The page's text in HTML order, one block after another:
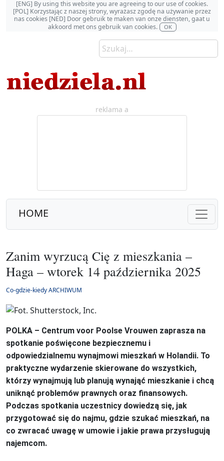
[ENG] By using this website you are agreeing to our use of cookies.
[POL] Korzystając z naszej strony, wyrażasz zgodę na używanie przez
nas cookies [NED] Door gebruik te maken van onze diensten, gaat u
akkoord met ons gebruik van cookies.
OK
reklama a
HOME
Zanim wyrzucą Cię z mieszkania –
Haga – wtorek 14 października 2025
Co-gdzie-kiedy ARCHIWUM
POLKA – Centrum voor Poolse Vrouwen zaprasza na
spotkanie poświęcone bezpiecznemu i
odpowiedzialnemu wynajmowi mieszkań w Holandii. To
praktyczne wydarzenie skierowane do wszystkich,
którzy wynajmują lub planują wynająć mieszkanie i chcą
uniknąć problemów prawnych oraz finansowych.
Podczas spotkania uczestnicy dowiedzą się, jak
przygotować się do najmu, gdzie szukać mieszkań, na
co zwracać uwagę w umowie i jakie prawa przysługują
najemcom.